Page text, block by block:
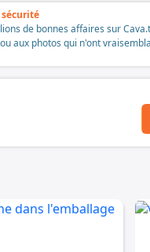
sécurité
de bonnes affaires sur
aux photos qui n'ont